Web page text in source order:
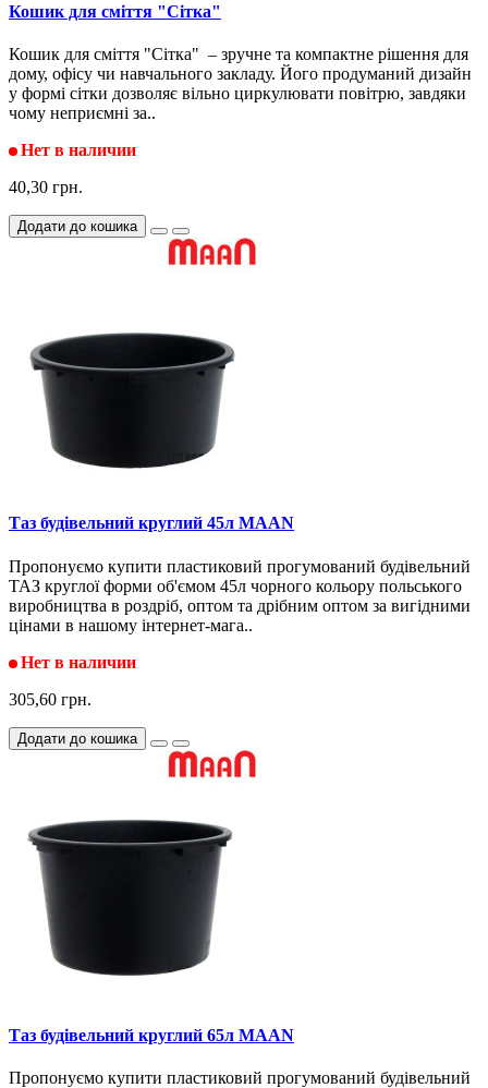
Кошик для сміття "Сітка"
Кошик для сміття "Сітка" – зручне та компактне рішення для
дому, офісу чи навчального закладу. Його продуманий дизайн
у формі сітки дозволяє вільно циркулювати повітрю, завдяки
чому неприємні за..
Нет в наличии
40,30 грн.
Додати до кошика
Таз будівельний круглий 45л MAAN
Пропонуємо купити пластиковий прогумований будівельний
ТАЗ круглої форми об'ємом 45л чорного кольору польського
виробництва в роздріб, оптом та дрібним оптом за вигідними
цінами в нашому інтернет-мага..
Нет в наличии
305,60 грн.
Додати до кошика
Таз будівельний круглий 65л MAAN
Пропонуємо купити пластиковий прогумований будівельний